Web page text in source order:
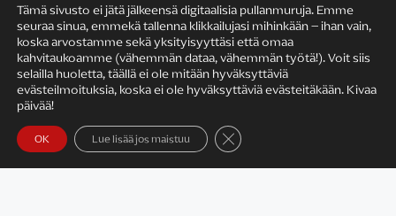
KIRJAILIJAN TYÖ
Tämä sivusto ei jätä jälkeensä digitaalisia pullanmuruja. Emme
seuraa sinua, emmekä tallenna klikkailujasi mihinkään – ihan vain,
koska arvostamme sekä yksityisyyttäsi että omaa
kahvitaukoamme (vähemmän dataa, vähemmän työtä!). Voit siis
selailla huoletta, täällä ei ole mitään hyväksyttäviä
evästeilmoituksia, koska ei ole hyväksyttäviä evästeitäkään. Kivaa
päivää!
OK Lue lisää jos maistuu Sulje evästebanneri